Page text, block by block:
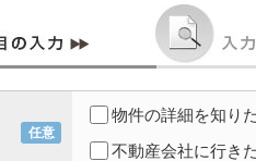
任意
物件の詳細を知り
不動産会社に行き